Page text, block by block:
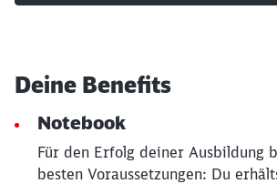
Deine Benefits
Notebook
Für den Erfolg deiner Ausbildung
besten Voraussetzungen: Du
Möchten Sie zu
Abbrechen